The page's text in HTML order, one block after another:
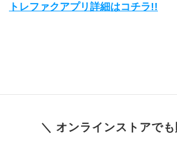
トレファクアプリ詳細はコチラ!!
＼ オンラインストアで